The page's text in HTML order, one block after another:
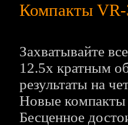
Компакты
Захватывайте
12.5x кратным
результаты на
Новые компакты
Бесценное